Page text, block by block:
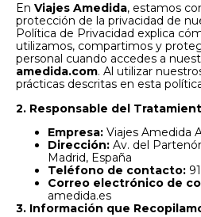
En Viajes Amedida, estamos
protección de la privacidad de
Política de Privacidad explica
utilizamos, compartimos y
personal cuando accedes a
amedida.com. Al utilizar
prácticas descritas en esta
2. Responsable del
Empresa: Viajes Amedida
Dirección: Av. del
Madrid, España
Teléfono de contacto:
Correo electrónico de
amedida.es
3. Información que